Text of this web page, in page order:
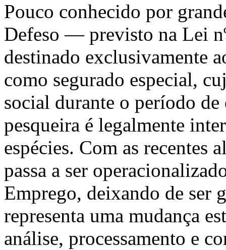
Pouco conhecido por
Defeso — previsto na Lei
destinado exclusivamente
como segurado especial,
social durante o período
pesqueira é legalmente
espécies. Com as recentes
passa a ser
Emprego, deixando de ser
representa uma mudança
análise, processamento e